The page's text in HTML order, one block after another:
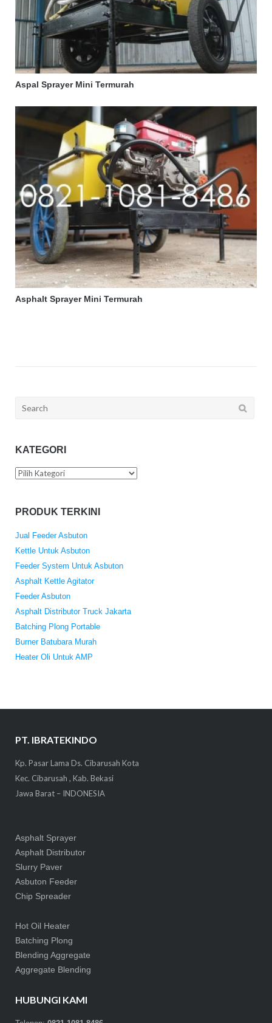
Aspal Sprayer Mini Termurah
Asphalt Sprayer Mini Termurah
Search
KATEGORI
Kategori
PRODUK TERKINI
Jual Feeder Asbuton
Kettle Untuk Asbuton
Feeder System Untuk Asbuton
Asphalt Kettle Agitator
Feeder Asbuton
Asphalt Distributor Truck Jakarta
Batching Plong Portable
Burner Batubara Murah
Heater Oli Untuk AMP
PT. IBRATEKINDO
Kp. Pasar Lama Ds. Cibarusah Kota
Kec. Cibarusah , Kab. Bekasi
Jawa Barat – INDONESIA
Asphalt Sprayer
Asphalt Distributor
Slurry Paver
Asbuton Feeder
Chip Spreader
Hot Oil Heater
Batching Plong
Blending Aggregate
Aggregate Blending
HUBUNGI KAMI